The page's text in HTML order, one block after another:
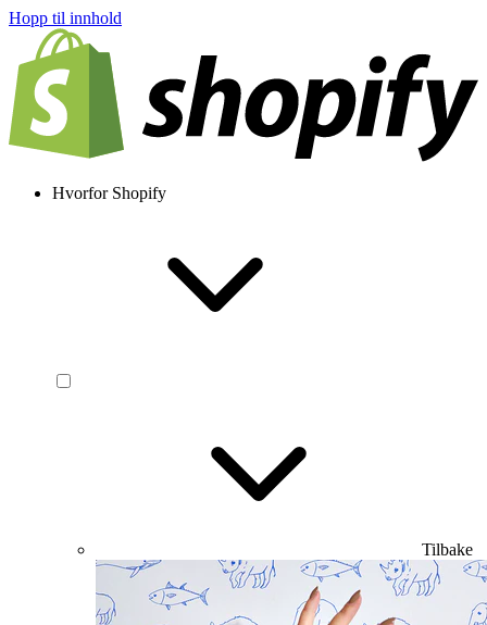
Hopp til innhold
Hvorfor Shopify
Tilbake